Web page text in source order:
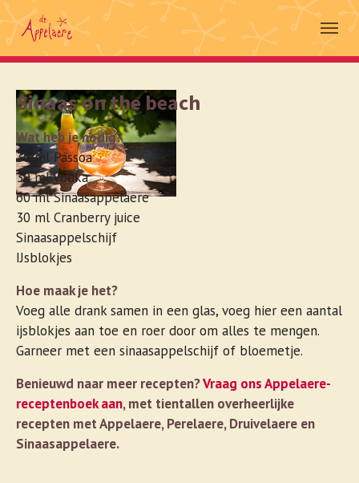
Skip to main navigation
Spring naar hoofd-inhoud
Skip to page footer
Sinaas on the beach
Wat heb je nodig?
30 ml Passoa
30 ml Vodka
60 ml Sinaasappelaere
30 ml Cranberry juice
Sinaasappelschijf
IJsblokjes
Hoe maak je het?
Voeg alle drank samen in een glas, voeg hier een aantal
ijsblokjes aan toe en roer door om alles te mengen.
Garneer met een sinaasappelschijf of bloemetje.
Benieuwd naar meer recepten?Vraag ons Appelaere-
receptenboek aan, met tientallen overheerlijke
recepten met Appelaere, Perelaere, Druivelaere en
Sinaasappelaere.